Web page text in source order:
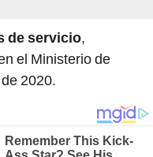
de servicio,
el Ministerio de
2020.